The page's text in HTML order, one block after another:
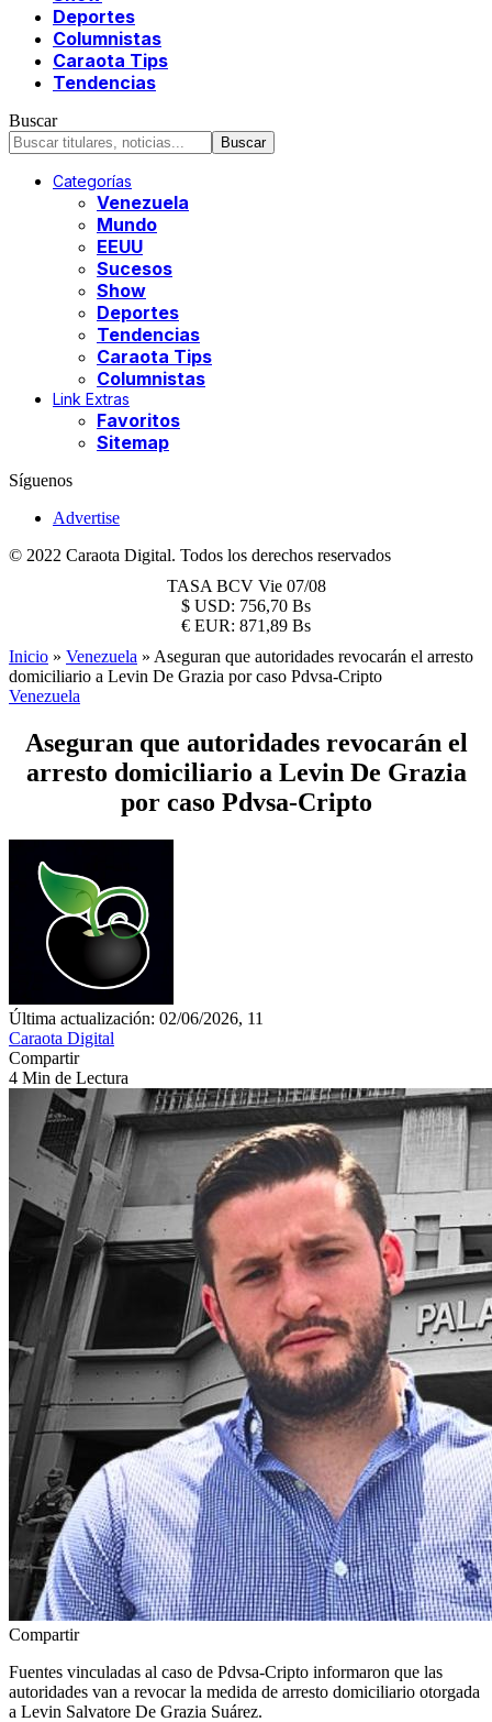
Deportes
Columnistas
Caraota Tips
Tendencias
Buscar
Categorías
Venezuela
Mundo
EEUU
Sucesos
Show
Deportes
Tendencias
Caraota Tips
Columnistas
Link Extras
Favoritos
Sitemap
Síguenos
Advertise
© 2022 Caraota Digital. Todos los derechos reservados
TASA BCV Vie 07/08
$ USD: 756,70 Bs
€ EUR: 871,89 Bs
Inicio » Venezuela » Aseguran que autoridades revocarán el arresto
domiciliario a Levin De Grazia por caso Pdvsa-Cripto
Venezuela
Aseguran que autoridades revocarán el
arresto domiciliario a Levin De Grazia
por caso Pdvsa-Cripto
Última actualización: 02/06/2026, 11
Caraota Digital
Compartir
4 Min de Lectura
Compartir
Fuentes vinculadas al caso de Pdvsa-Cripto informaron que las
autoridades van a revocar la medida de arresto domiciliario otorgada
a Levin Salvatore De Grazia Suárez.